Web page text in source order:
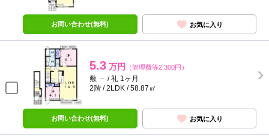
お問い合わせ(無料) お気に入り
5.3 万円 （管理費等2,300円）
敷 － / 礼 1ヶ月
2階 / 2LDK / 58.87㎡
お問い合わせ(無料) お気に入り